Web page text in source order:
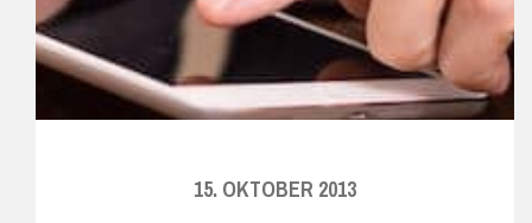
15. OKTOBER 2013